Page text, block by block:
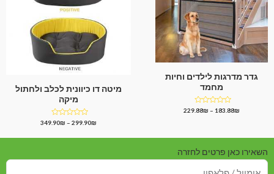
גדר מדרגות לילדים וחיות
מחמד
דורג
183.88₪
–
229.88₪
מיטה דו כיוונית לכלב ולחתול
מיקה
דורג
299.90₪
–
349.90₪
השאירו כאן פרטים לחזרה